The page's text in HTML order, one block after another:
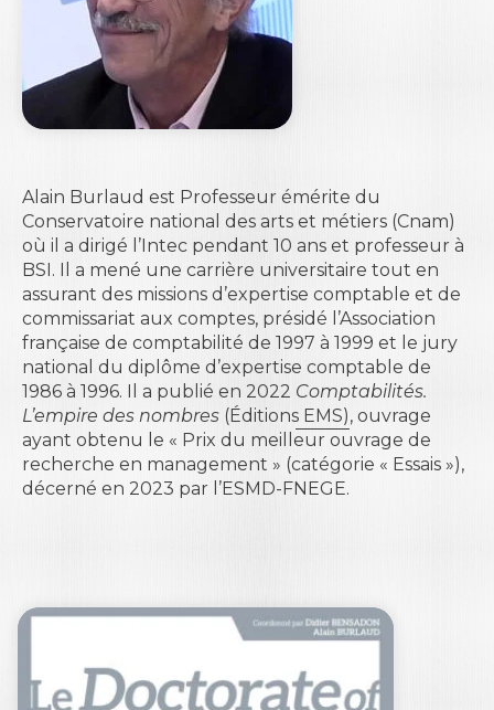
Alain Burlaud est Professeur émérite du
Conservatoire national des arts et métiers (Cnam)
où il a dirigé l’Intec pendant 10 ans et professeur à
BSI. Il a mené une carrière universitaire tout en
assurant des missions d’expertise comptable et de
commissariat aux comptes, présidé l’Association
française de comptabilité de 1997 à 1999 et le jury
national du diplôme d’expertise comptable de
1986 à 1996. Il a publié en 2022 Comptabilités.
L’empire des nombres (Éditions EMS), ouvrage
ayant obtenu le « Prix du meilleur ouvrage de
recherche en management » (catégorie « Essais »),
décerné en 2023 par l’ESMD-FNEGE.